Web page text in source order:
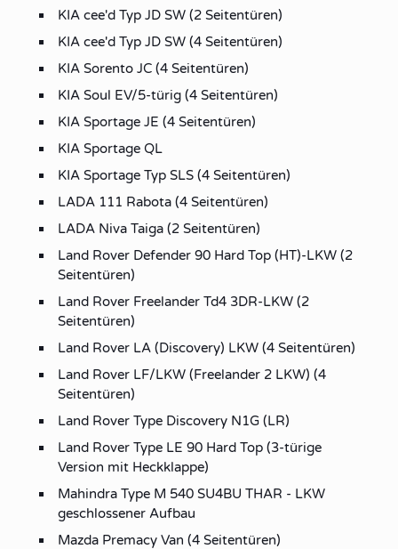
KIA cee'd Typ JD SW (2 Seitentüren)
KIA cee'd Typ JD SW (4 Seitentüren)
KIA Sorento JC (4 Seitentüren)
KIA Soul EV/5-türig (4 Seitentüren)
KIA Sportage JE (4 Seitentüren)
KIA Sportage QL
KIA Sportage Typ SLS (4 Seitentüren)
LADA 111 Rabota (4 Seitentüren)
LADA Niva Taiga (2 Seitentüren)
Land Rover Defender 90 Hard Top (HT)-LKW (2
Seitentüren)
Land Rover Freelander Td4 3DR-LKW (2
Seitentüren)
Land Rover LA (Discovery) LKW (4 Seitentüren)
Land Rover LF/LKW (Freelander 2 LKW) (4
Seitentüren)
Land Rover Type Discovery N1G (LR)
Land Rover Type LE 90 Hard Top (3-türige
Version mit Heckklappe)
Mahindra Type M 540 SU4BU THAR - LKW
geschlossener Aufbau
Mazda Premacy Van (4 Seitentüren)